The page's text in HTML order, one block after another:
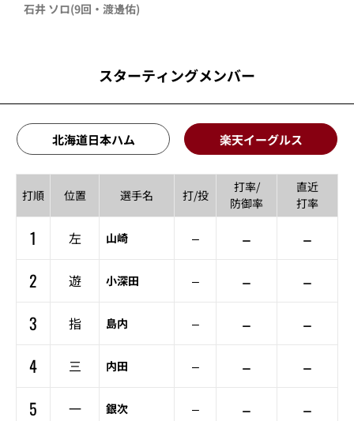
石井 ソロ(9回・渡邊佑)
スターティングメンバー
北海道日本ハム 楽天イーグルス
打順 位置 選手名 打/投
打率/
防御率
直近
打率
1 左 山崎 – –
–
2
遊 小深田 – –
–
3
指 島内 – –
–
4
三 内田 – –
–
5
一 銀次 – –
–